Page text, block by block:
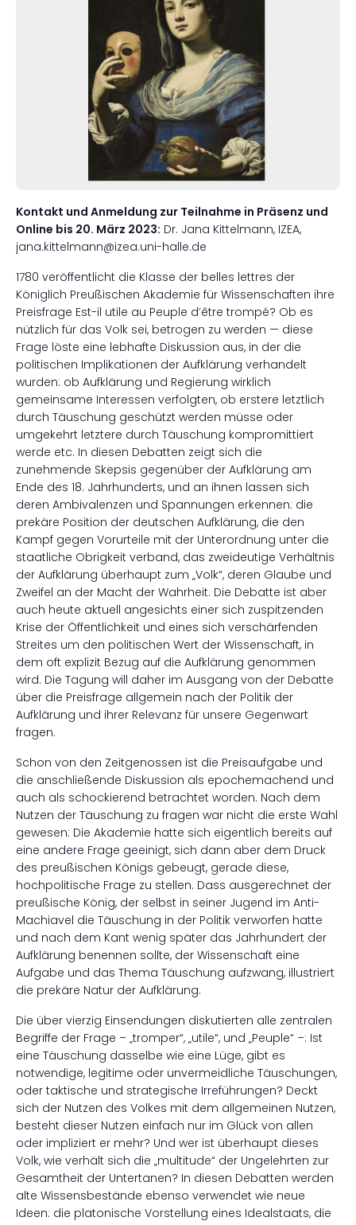
Kontakt und Anmeldung zur Teilnahme in Präsenz und
Online bis 20. März 2023: Dr. Jana Kittelmann, IZEA,
jana.kittelmann@izea.uni-halle.de
1780 veröffentlicht die Klasse der belles lettres der
Königlich Preußischen Akademie für Wissenschaften ihre
Preisfrage Est-il utile au Peuple d’être trompé? Ob es
nützlich für das Volk sei, betrogen zu werden — diese
Frage löste eine lebhafte Diskussion aus, in der die
politischen Implikationen der Aufklärung verhandelt
wurden: ob Aufklärung und Regierung wirklich
gemeinsame Interessen verfolgten, ob erstere letztlich
durch Täuschung geschützt werden müsse oder
umgekehrt letztere durch Täuschung kompromittiert
werde etc. In diesen Debatten zeigt sich die
zunehmende Skepsis gegenüber der Aufklärung am
Ende des 18. Jahrhunderts, und an ihnen lassen sich
deren Ambivalenzen und Spannungen erkennen: die
prekäre Position der deutschen Aufklärung, die den
Kampf gegen Vorurteile mit der Unterordnung unter die
staatliche Obrigkeit verband, das zweideutige Verhältnis
der Aufklärung überhaupt zum „Volk“, deren Glaube und
Zweifel an der Macht der Wahrheit. Die Debatte ist aber
auch heute aktuell angesichts einer sich zuspitzenden
Krise der Öffentlichkeit und eines sich verschärfenden
Streites um den politischen Wert der Wissenschaft, in
dem oft explizit Bezug auf die Aufklärung genommen
wird. Die Tagung will daher im Ausgang von der Debatte
über die Preisfrage allgemein nach der Politik der
Aufklärung und ihrer Relevanz für unsere Gegenwart
fragen.
Schon von den Zeitgenossen ist die Preisaufgabe und
die anschließende Diskussion als epochemachend und
auch als schockierend betrachtet worden. Nach dem
Nutzen der Täuschung zu fragen war nicht die erste Wahl
gewesen: Die Akademie hatte sich eigentlich bereits auf
eine andere Frage geeinigt, sich dann aber dem Druck
des preußischen Königs gebeugt, gerade diese,
hochpolitische Frage zu stellen. Dass ausgerechnet der
preußische König, der selbst in seiner Jugend im Anti-
Machiavel die Täuschung in der Politik verworfen hatte
und nach dem Kant wenig später das Jahrhundert der
Aufklärung benennen sollte, der Wissenschaft eine
Aufgabe und das Thema Täuschung aufzwang, illustriert
die prekäre Natur der Aufklärung.
Die über vierzig Einsendungen diskutierten alle zentralen
Begriffe der Frage – „tromper“, „utile“, und „Peuple“ –: Ist
eine Täuschung dasselbe wie eine Lüge, gibt es
notwendige, legitime oder unvermeidliche Täuschungen,
oder taktische und strategische Irreführungen? Deckt
sich der Nutzen des Volkes mit dem allgemeinen Nutzen,
besteht dieser Nutzen einfach nur im Glück von allen
oder impliziert er mehr? Und wer ist überhaupt dieses
Volk, wie verhält sich die „multitude“ der Ungelehrten zur
Gesamtheit der Untertanen? In diesen Debatten werden
alte Wissensbestände ebenso verwendet wie neue
Ideen: die platonische Vorstellung eines Idealstaats, die